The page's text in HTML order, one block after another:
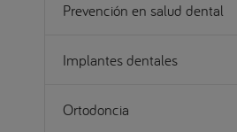
Prevención en salud dental
Implantes dentales
Ortodoncia